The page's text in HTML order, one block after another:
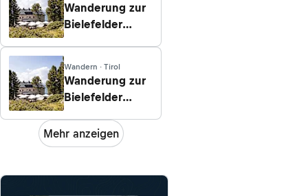
Wanderung zur
Bielefelder
Wandern · Tirol
Wanderung zur
Bielefelder
Mehr anzeigen